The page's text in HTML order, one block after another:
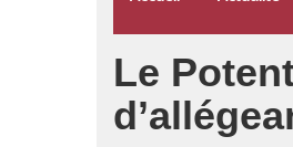
Le